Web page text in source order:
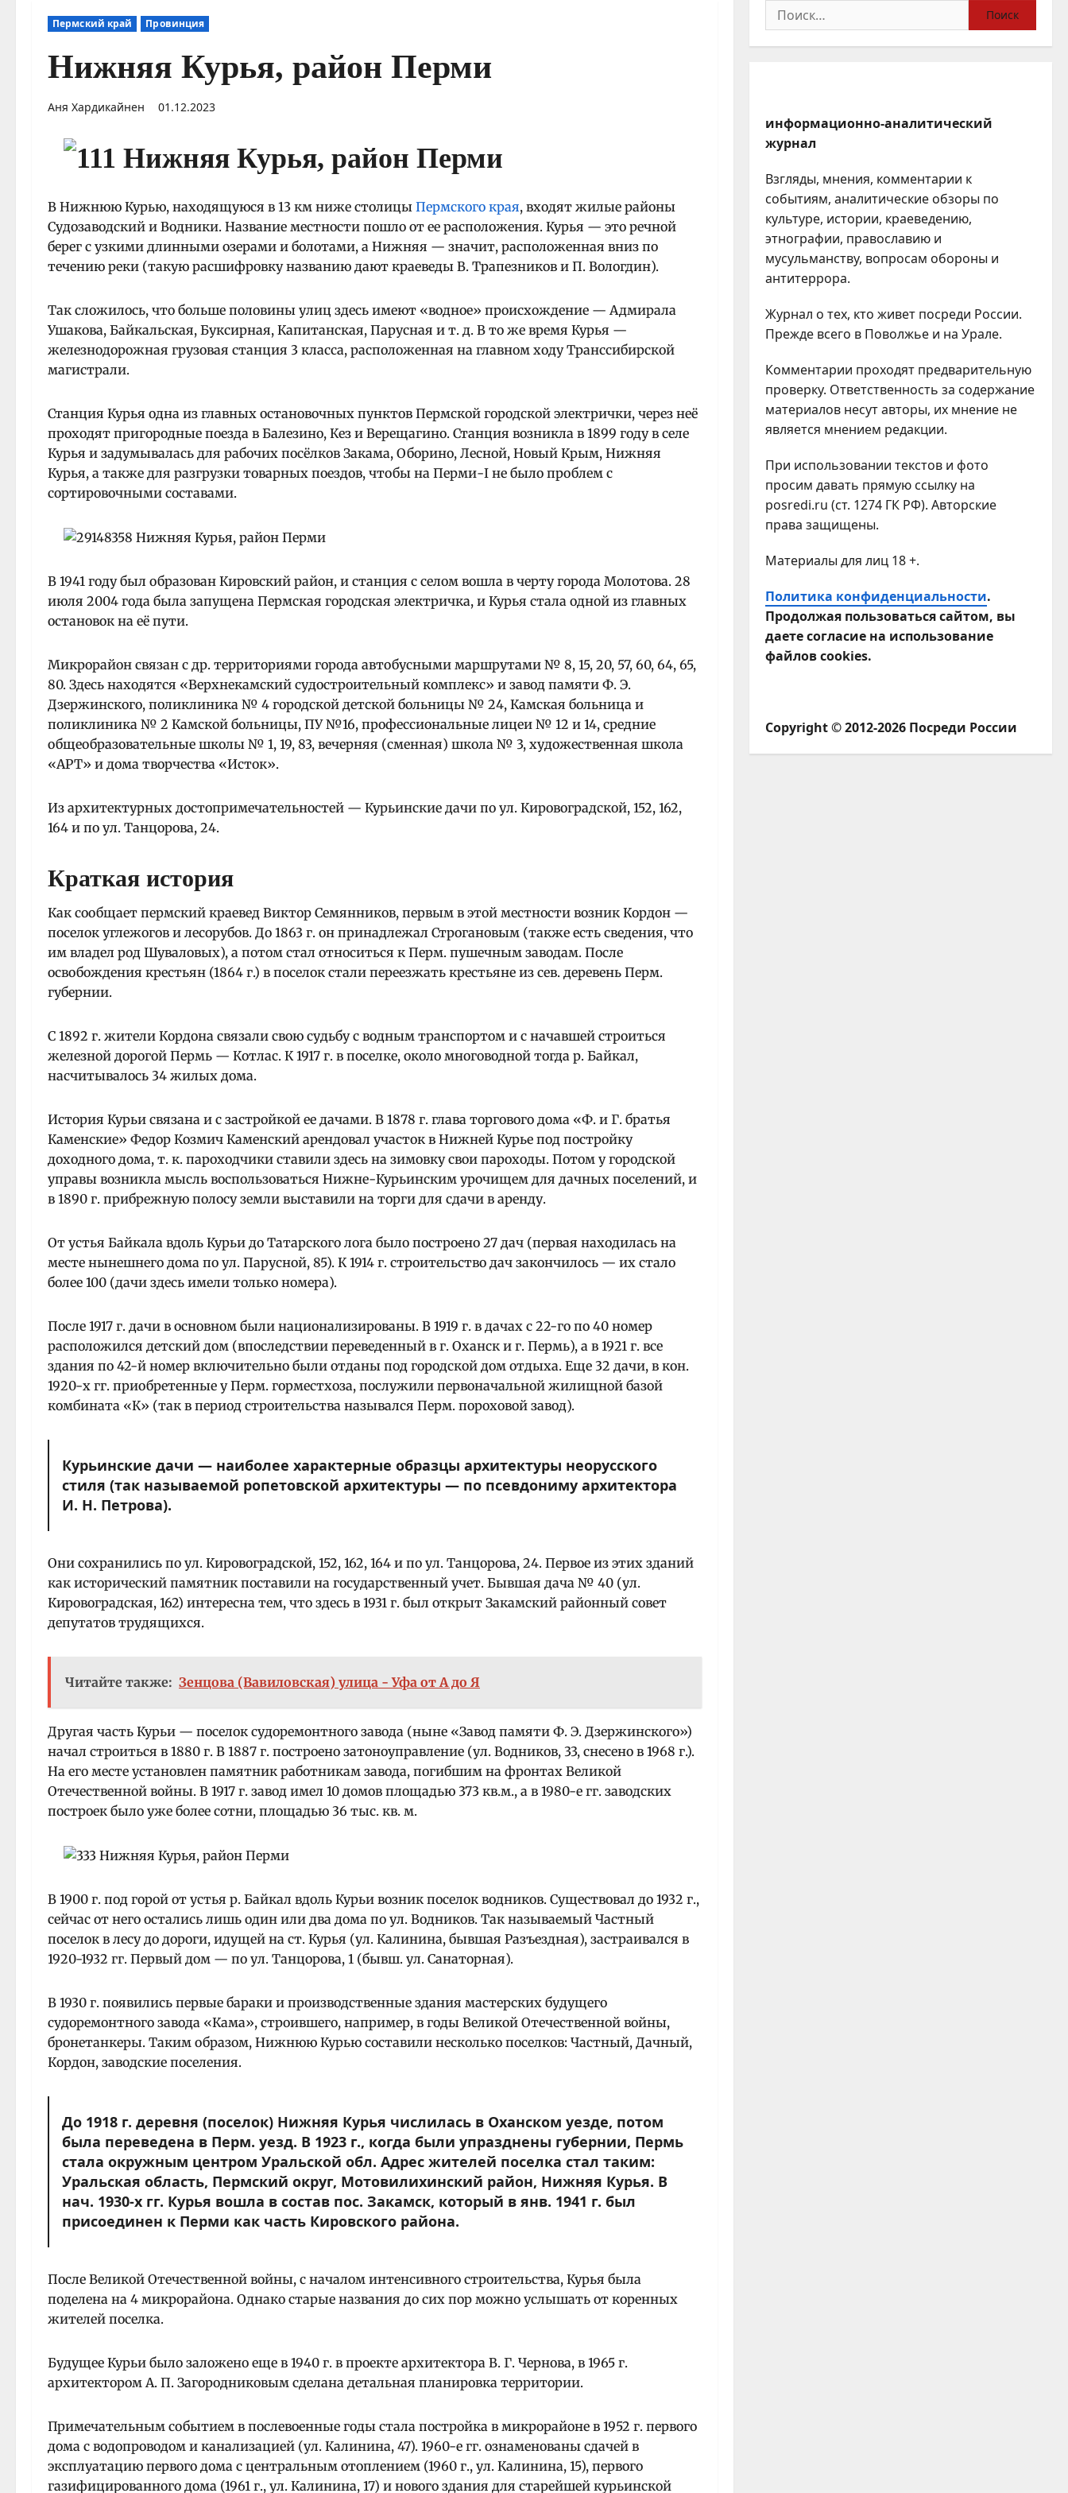
Пермский край Провинция
Нижняя Курья, район Перми
Аня Хардикайнен 01.12.2023
В Нижнюю Курью, находящуюся в 13 км ниже столицы Пермского края, входят жилые районы
Судозаводский и Водники. Название местности пошло от ее расположения. Курья — это речной
берег с узкими длинными озерами и болотами, а Нижняя — значит, расположенная вниз по
течению реки (такую расшифровку названию дают краеведы В. Трапезников и П. Вологдин).
Так сложилось, что больше половины улиц здесь имеют «водное» происхождение — Адмирала
Ушакова, Байкальская, Буксирная, Капитанская, Парусная и т. д. В то же время Курья —
железнодорожная грузовая станция 3 класса, расположенная на главном ходу Транссибирской
магистрали.
Станция Курья одна из главных остановочных пунктов Пермской городской электрички, через неё
проходят пригородные поезда в Балезино, Кез и Верещагино. Станция возникла в 1899 году в селе
Курья и задумывалась для рабочих посёлков Закама, Оборино, Лесной, Новый Крым, Нижняя
Курья, а также для разгрузки товарных поездов, чтобы на Перми-I не было проблем с
сортировочными составами.
В 1941 году был образован Кировский район, и станция с селом вошла в черту города Молотова. 28
июля 2004 года была запущена Пермская городская электричка, и Курья стала одной из главных
остановок на её пути.
Микрорайон связан с др. территориями города автобусными маршрутами № 8, 15, 20, 57, 60, 64, 65,
80. Здесь находятся «Верхнекамский судостроительный комплекс» и завод памяти Ф. Э.
Дзержинского, поликлиника № 4 городской детской больницы № 24, Камская больница и
поликлиника № 2 Камской больницы, ПУ №16, профессиональные лицеи № 12 и 14, средние
общеобразовательные школы № 1, 19, 83, вечерняя (сменная) школа № 3, художественная школа
«АРТ» и дома творчества «Исток».
Из архитектурных достопримечательностей — Курьинские дачи по ул. Кировоградской, 152, 162,
164 и по ул. Танцорова, 24.
Краткая история
Как сообщает пермский краевед Виктор Семянников, первым в этой местности возник Кордон —
поселок углежогов и лесорубов. До 1863 г. он принадлежал Строгановым (также есть сведения, что
им владел род Шуваловых), а потом стал относиться к Перм. пушечным заводам. После
освобождения крестьян (1864 г.) в поселок стали переезжать крестьяне из сев. деревень Перм.
губернии.
С 1892 г. жители Кордона связали свою судьбу с водным транспортом и с начавшей строиться
железной дорогой Пермь — Котлас. К 1917 г. в поселке, около многоводной тогда р. Байкал,
насчитывалось 34 жилых дома.
История Курьи связана и с застройкой ее дачами. В 1878 г. глава торгового дома «Ф. и Г. братья
Каменские» Федор Козмич Каменский арендовал участок в Нижней Курье под постройку
доходного дома, т. к. пароходчики ставили здесь на зимовку свои пароходы. Потом у городской
управы возникла мысль воспользоваться Нижне-Курьинским урочищем для дачных поселений, и
в 1890 г. прибрежную полосу земли выставили на торги для сдачи в аренду.
От устья Байкала вдоль Курьи до Татарского лога было построено 27 дач (первая находилась на
месте нынешнего дома по ул. Парусной, 85). К 1914 г. строительство дач закончилось — их стало
более 100 (дачи здесь имели только номера).
После 1917 г. дачи в основном были национализированы. В 1919 г. в дачах с 22-го по 40 номер
расположился детский дом (впоследствии переведенный в г. Оханск и г. Пермь), а в 1921 г. все
здания по 42-й номер включительно были отданы под городской дом отдыха. Еще 32 дачи, в кон.
1920-х гг. приобретенные у Перм. горместхоза, послужили первоначальной жилищной базой
комбината «К» (так в период строительства назывался Перм. пороховой завод).
Курьинские дачи — наиболее характерные образцы архитектуры неорусского
стиля (так называемой ропетовской архитектуры — по псевдониму архитектора
И. Н. Петрова).
Они сохранились по ул. Кировоградской, 152, 162, 164 и по ул. Танцорова, 24. Первое из этих зданий
как исторический памятник поставили на государственный учет. Бывшая дача № 40 (ул.
Кировоградская, 162) интересна тем, что здесь в 1931 г. был открыт Закамский районный совет
депутатов трудящихся.
Читайте также: Зенцова (Вавиловская) улица - Уфа от А до Я
Другая часть Курьи — поселок судоремонтного завода (ныне «Завод памяти Ф. Э. Дзержинского»)
начал строиться в 1880 г. В 1887 г. построено затоноуправление (ул. Водников, 33, снесено в 1968 г.).
На его месте установлен памятник работникам завода, погибшим на фронтах Великой
Отечественной войны. В 1917 г. завод имел 10 домов площадью 373 кв.м., а в 1980-е гг. заводских
построек было уже более сотни, площадью 36 тыс. кв. м.
В 1900 г. под горой от устья р. Байкал вдоль Курьи возник поселок водников. Существовал до 1932 г.,
сейчас от него остались лишь один или два дома по ул. Водников. Так называемый Частный
поселок в лесу до дороги, идущей на ст. Курья (ул. Калинина, бывшая Разъездная), застраивался в
1920-1932 гг. Первый дом — по ул. Танцорова, 1 (бывш. ул. Санаторная).
В 1930 г. появились первые бараки и производственные здания мастерских будущего
судоремонтного завода «Кама», строившего, например, в годы Великой Отечественной войны,
бронетанкеры. Таким образом, Нижнюю Курью составили несколько поселков: Частный, Дачный,
Кордон, заводские поселения.
До 1918 г. деревня (поселок) Нижняя Курья числилась в Оханском уезде, потом
была переведена в Перм. уезд. В 1923 г., когда были упразднены губернии, Пермь
стала окружным центром Уральской обл. Адрес жителей поселка стал таким:
Уральская область, Пермский округ, Мотовилихинский район, Нижняя Курья. В
нач. 1930-х гг. Курья вошла в состав пос. Закамск, который в янв. 1941 г. был
присоединен к Перми как часть Кировского района.
После Великой Отечественной войны, с началом интенсивного строительства, Курья была
поделена на 4 микрорайона. Однако старые названия до сих пор можно услышать от коренных
жителей поселка.
Будущее Курьи было заложено еще в 1940 г. в проекте архитектора В. Г. Чернова, в 1965 г.
архитектором А. П. Загородниковым сделана детальная планировка территории.
Примечательным событием в послевоенные годы стала постройка в микрорайоне в 1952 г. первого
дома с водопроводом и канализацией (ул. Калинина, 47). 1960-е гг. ознаменованы сдачей в
эксплуатацию первого дома с центральным отоплением (1960 г., ул. Калинина, 15), первого
газифицированного дома (1961 г., ул. Калинина, 17) и нового здания для старейшей курьинской
Найти:
информационно-аналитический
журнал
Взгляды, мнения, комментарии к
событиям, аналитические обзоры по
культуре, истории, краеведению,
этнографии, православию и
мусульманству, вопросам обороны и
антитеррора.
Журнал о тех, кто живет посреди России.
Прежде всего в Поволжье и на Урале.
Комментарии проходят предварительную
проверку. Ответственность за содержание
материалов несут авторы, их мнение не
является мнением редакции.
При использовании текстов и фото
просим давать прямую ссылку на
posredi.ru (ст. 1274 ГК РФ). Авторские
права защищены.
Материалы для лиц 18 +.
Политика конфиденциальности.
Продолжая пользоваться сайтом, вы
даете согласие на использование
файлов cookies.
Copyright © 2012-2026 Посреди России